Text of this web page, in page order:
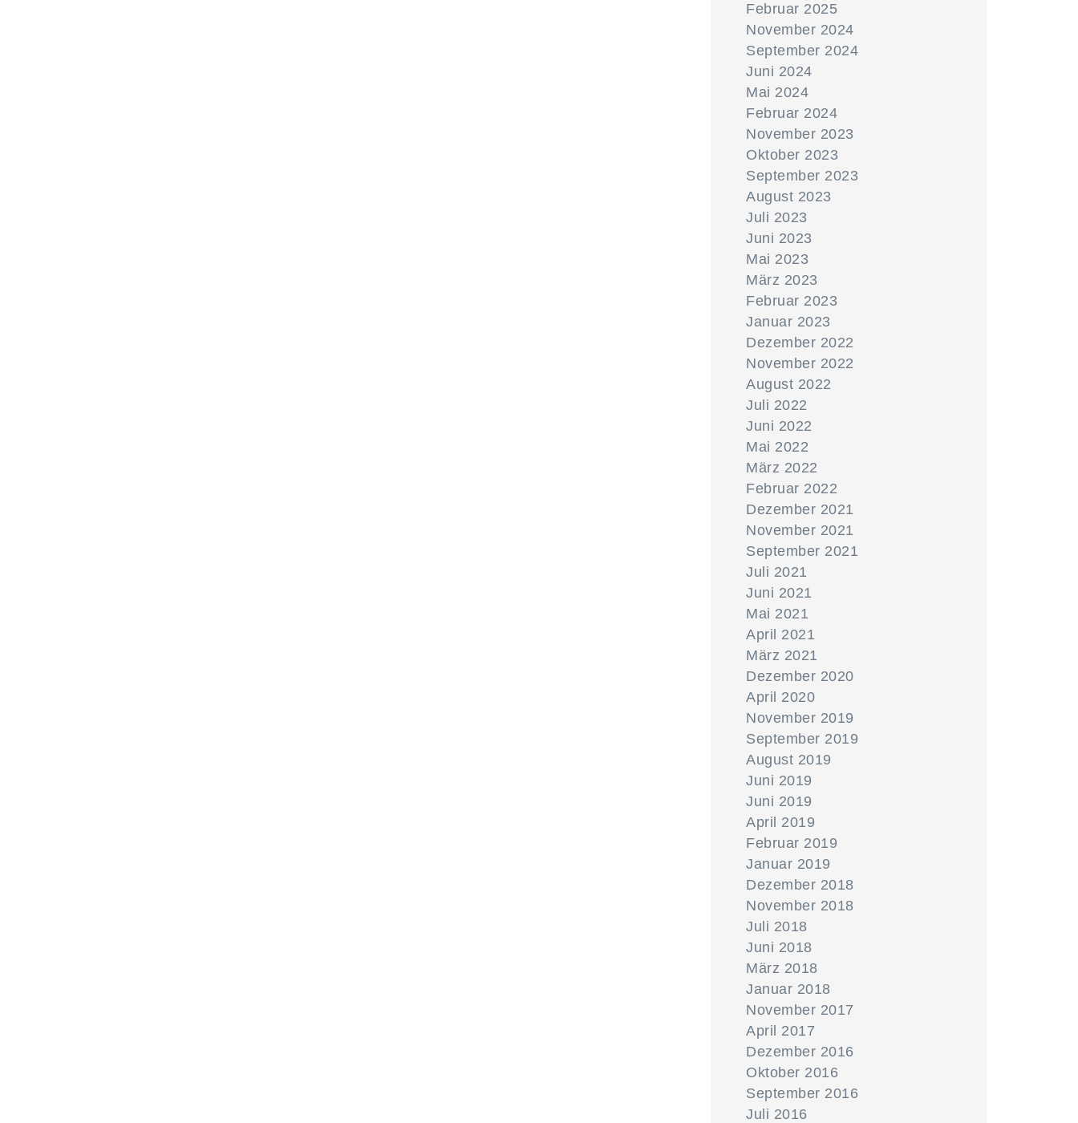
Februar 2025
November 2024
September 2024
Juni 2024
Mai 2024
Februar 2024
November 2023
Oktober 2023
September 2023
August 2023
Juli 2023
Juni 2023
Mai 2023
März 2023
Februar 2023
Januar 2023
Dezember 2022
November 2022
August 2022
Juli 2022
Juni 2022
Mai 2022
März 2022
Februar 2022
Dezember 2021
November 2021
September 2021
Juli 2021
Juni 2021
Mai 2021
April 2021
März 2021
Dezember 2020
April 2020
November 2019
September 2019
August 2019
Juni 2019
Juni 2019
April 2019
Februar 2019
Januar 2019
Dezember 2018
November 2018
Juli 2018
Juni 2018
März 2018
Januar 2018
November 2017
April 2017
Dezember 2016
Oktober 2016
September 2016
Juli 2016